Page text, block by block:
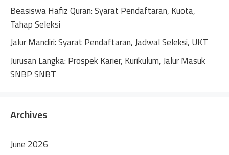
Beasiswa Hafiz Quran: Syarat Pendaftaran, Kuota,
Tahap Seleksi
Jalur Mandiri: Syarat Pendaftaran, Jadwal Seleksi, UKT
Jurusan Langka: Prospek Karier, Kurikulum, Jalur Masuk
SNBP SNBT
Archives
June 2026